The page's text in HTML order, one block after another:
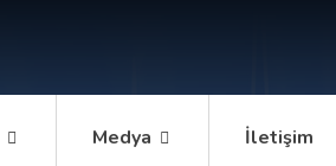
Medya İletişim